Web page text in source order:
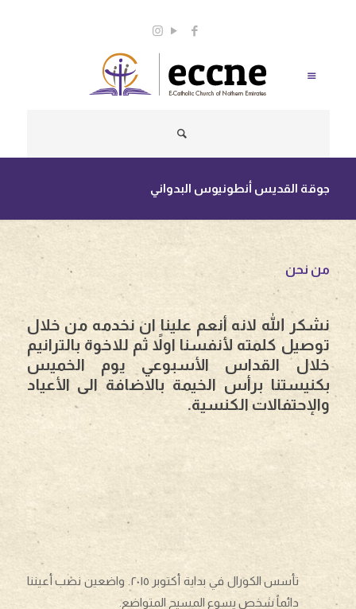
جوقة القديس أنطونيوس البدواني
من نحن
نشكر الله لانه أنعم علينا ان نخدمه من خلال
توصيل كلمته لأنفسنا اولاً ثم للاخوة بالترانيم
خلال القداس الأسبوعي يوم الخميس
بكنيستنا برأس الخيمة بالاضافة الى الأعياد
والإحتفالات الكنسية.
تأسس الكورال في بداية أكتوبر ٢٠١٥. واضعين نصب أعيننا
دائماً شخص يسوع المسيح المتواضع.